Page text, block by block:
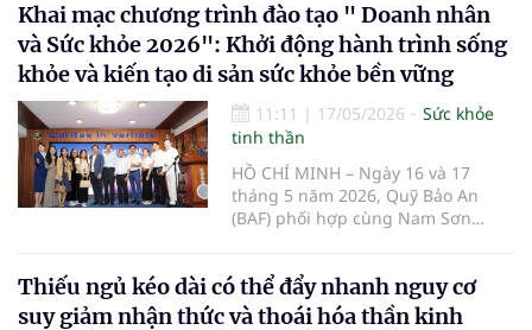
Khai mạc chương trình đào tạo " Doanh nhân
và Sức khỏe 2026": Khởi động hành trình sống
khỏe và kiến tạo di sản sức khỏe bền vững
11:11 | 17/05/2026
Sức khỏe
tinh thần
HỒ CHÍ MINH – Ngày 16 và 17
tháng 5 năm 2026, Quỹ Bảo An
(BAF) phối hợp cùng Nam Sơn
đào tạo đặc biệt mang tên "Doanh
nhân và Sức khỏe - Khởi động
Thiếu ngủ kéo dài có thể đẩy nhanh nguy cơ
suy giảm nhận thức và thoái hóa thần kinh